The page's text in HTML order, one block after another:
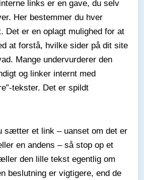
links er en gave, du selv
Her bestemmer du hver
Det er en oplagt mulighed for at
at forstå, hvilke sider på dit site
Mange undervurderer den
og linker internt med
tekster. Det er spildt
sætter et link – uanset om det er
en andens – så stop op et
den lille tekst egentlig om
beslutning er vigtigere, end de